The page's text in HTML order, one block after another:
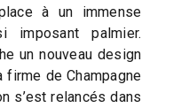
à un immense
palmier.
un nouveau design
firme de Champagne
s’est relancés dans